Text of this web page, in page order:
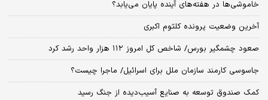
خاموشی‌ها در هفته‌های آینده پایان می‌یابد؟
آخرین وضعیت پرونده کلثوم اکبری
صعود چشمگیر بورس/ شاخص کل امروز ۱۱۲ هزار واحد رشد کرد
جاسوسی کارمند سازمان ملل برای اسرائیل/ ماجرا چیست؟
کمک صندوق توسعه به صنایع آسیب‌دیده از جنگ رسید